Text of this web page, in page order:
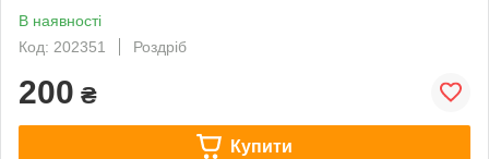
В наявності
Код: 202351
Роздріб
200 ₴
Купити